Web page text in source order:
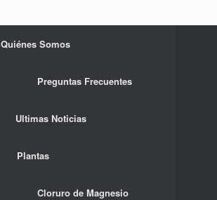
Quiénes Somos
Preguntas Frecuentes
Ultimas Noticias
Plantas
Cloruro de Magnesio